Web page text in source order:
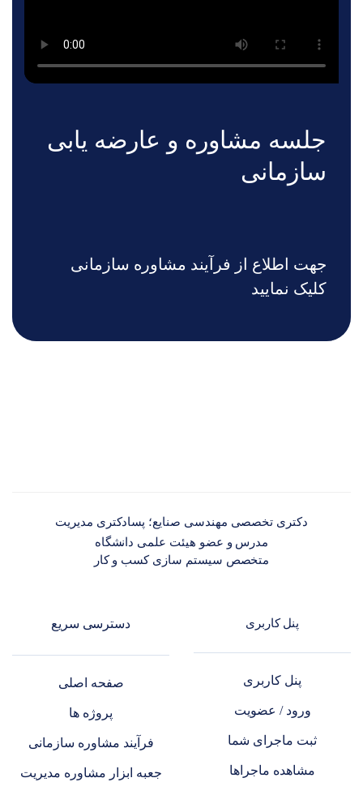
جلسه مشاوره و عارضه یابی
سازمانی
جهت اطلاع از فرآیند مشاوره سازمانی
کلیک نمایید
دکتری تخصصی مهندسی صنایع؛ پسادکتری مدیریت
مدرس و عضو هیئت علمی دانشگاه
متخصص سیستم سازی کسب و کار
پنل کاربری
پنل کاربری
ورود / عضویت
ثبت ماجرای شما
مشاهده ماجراها
دسترسی سریع
صفحه اصلی
پروژه ها
فرآیند مشاوره سازمانی
جعبه ابزار مشاوره مدیریت